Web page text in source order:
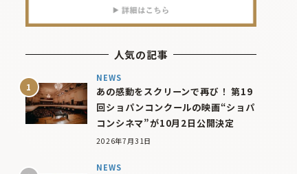
人気の記事
NEWS
あの感動をスクリーンで再び！ 第19
回ショパンコンクールの映画“ショパ
コンシネマ”が10月2日公開決定
2026年7月31日
NEWS